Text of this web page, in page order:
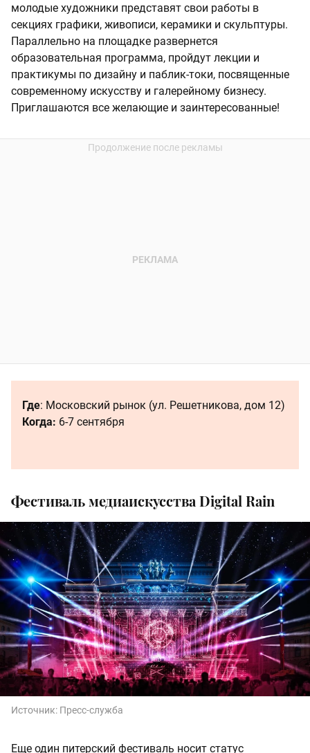
молодые художники представят свои работы в
секциях графики, живописи, керамики и скульптуры.
Параллельно на площадке развернется
образовательная программа, пройдут лекции и
практикумы по дизайну и паблик-токи, посвященные
современному искусству и галерейному бизнесу.
Приглашаются все желающие и заинтересованные!
Где: Московский рынок (ул. Решетникова, дом 12)
Когда: 6-7 сентября
Фестиваль медиаискусства Digital Rain
Источник: Пресс-служба
Еще один питерский фестиваль носит статус